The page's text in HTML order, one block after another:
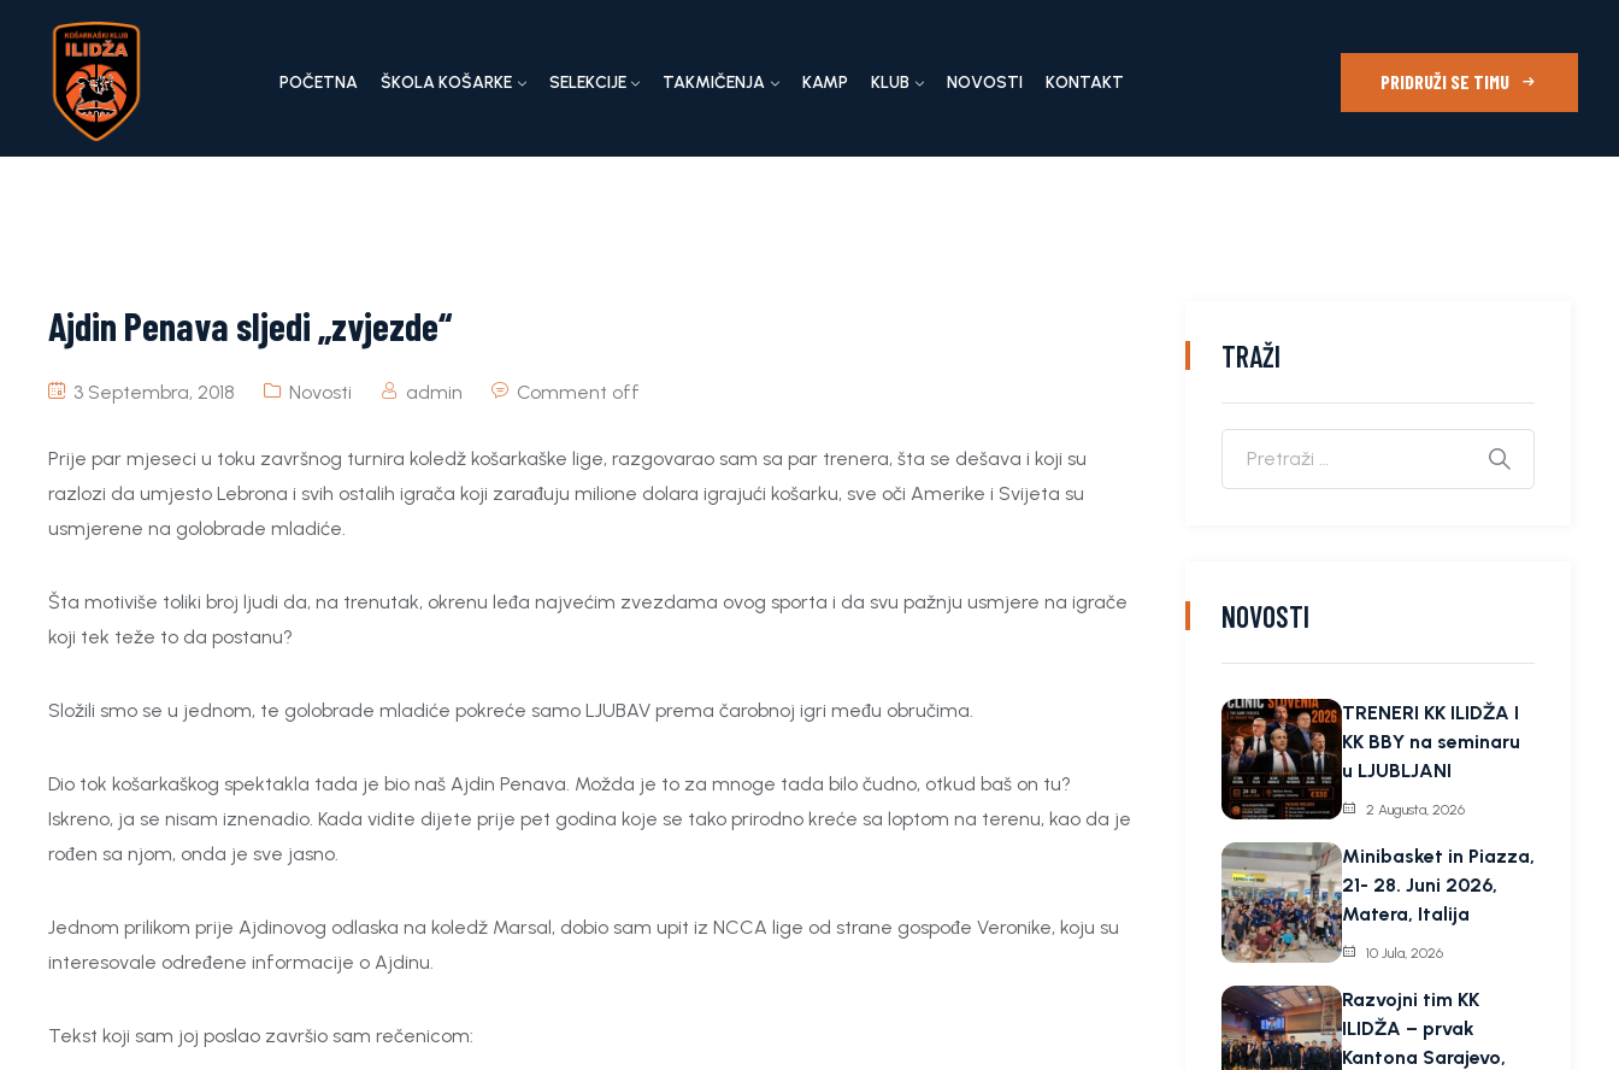
POČETNA ŠKOLA KOŠARKE SELEKCIJE TAKMIČENJA KAMP KLUB NOVOSTI KONTAKT PRIDRUŽI SE TIMU
Ajdin Penava sljedi „zvjezde“
3 Septembra, 2018 Novosti admin Comment off
Prije par mjeseci u toku završnog turnira koledž košarkaške lige, razgovarao sam sa par trenera, šta se dešava i koji su
razlozi da umjesto Lebrona i svih ostalih igrača koji zarađuju milione dolara igrajući košarku, sve oči Amerike i Svijeta su
usmjerene na golobrade mladiće.
Šta motiviše toliki broj ljudi da, na trenutak, okrenu leđa najvećim zvezdama ovog sporta i da svu pažnju usmjere na igrače
koji tek teže to da postanu?
Složili smo se u jednom, te golobrade mladiće pokreće samo LJUBAV prema čarobnoj igri među obručima.
Dio tok košarkaškog spektakla tada je bio naš Ajdin Penava. Možda je to za mnoge tada bilo čudno, otkud baš on tu?
Iskreno, ja se nisam iznenadio. Kada vidite dijete prije pet godina koje se tako prirodno kreće sa loptom na terenu, kao da je
rođen sa njom, onda je sve jasno.
Jednom prilikom prije Ajdinovog odlaska na koledž Marsal, dobio sam upit iz NCCA lige od strane gospođe Veronike, koju su
interesovale određene informacije o Ajdinu.
Tekst koji sam joj poslao završio sam rečenicom:
TRAŽI
NOVOSTI
TRENERI KK ILIDŽA I
KK BBY na seminaru
u LJUBLJANI
2 Augusta, 2026
Minibasket in Piazza,
21- 28. Juni 2026,
Matera, Italija
10 Jula, 2026
Razvojni tim KK
ILIDŽA – prvak
Kantona Sarajevo,